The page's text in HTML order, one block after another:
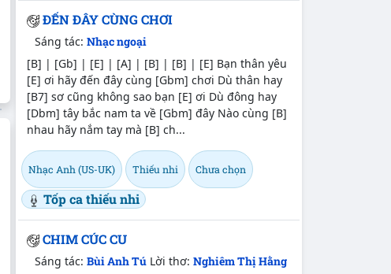
ĐẾN ĐÂY CÙNG CHƠI
Sáng tác:Nhạc ngoại
[B] | [Gb] | [E] | [A] | [B] | [B] | [E] Bạn thân yêu
[E] ơi hãy đến đây cùng [Gbm] chơi Dù thân hay
[B7] sơ cũng không sao bạn [E] ơi Dù đông hay
[Dbm] tây bắc nam ta về [Gbm] đây Nào cùng [B]
nhau hãy nắm tay mà [B] ch...
Nhạc Anh (US-UK) Thiếu nhi Chưa chọn
Tốp ca thiếu nhi
CHIM CÚC CU
Sáng tác:Bùi Anh Tú Lời thơ:Nghiêm Thị Hằng